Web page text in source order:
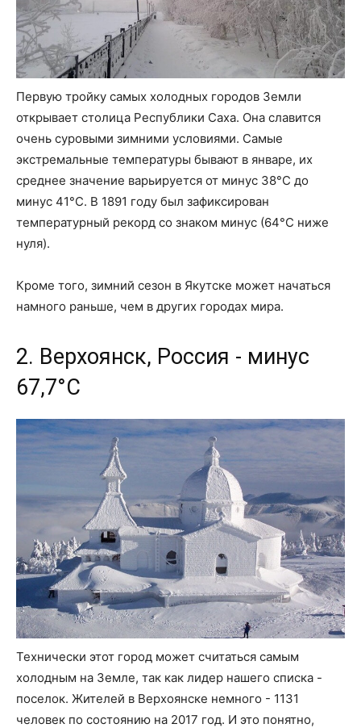
Первую тройку самых холодных городов Земли
открывает столица Республики Саха. Она славится
очень суровыми зимними условиями. Самые
экстремальные температуры бывают в январе, их
среднее значение варьируется от минус 38°C до
минус 41°C. В 1891 году был зафиксирован
температурный рекорд со знаком минус (64°C ниже
нуля).
Кроме того, зимний сезон в Якутске может начаться
намного раньше, чем в других городах мира.
2. Верхоянск, Россия - минус
67,7°C
Технически этот город может считаться самым
холодным на Земле, так как лидер нашего списка -
поселок. Жителей в Верхоянске немного - 1131
человек по состоянию на 2017 год. И это понятно,